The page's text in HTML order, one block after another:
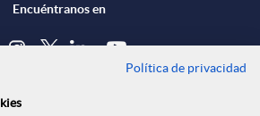
Encuéntranos en
Política de privacidad